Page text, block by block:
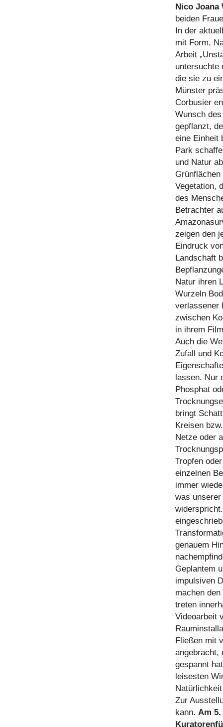
Nico Joana
beiden
In der
mit Form,
Arbeit
untersuchte
die sie zu
Münster
Corbusier
Wunsch
gepflanzt,
eine Einheit
Park
und Natur
Vegetation,
des
Betrachter
zeigen den
Eindruck
Landschaft
Natur ihren
Wurzeln
verlassener
zwischen
in ihrem
Auch die
Zufall und
lassen. Nur
Phosphat
bringt
Kreisen
Netze oder
Tropfen
einzelnen
immer
was
genauem
Geplantem
impulsiven
machen
treten
Videoarbeit
Fließen mit
angebracht,
gespannt
leisesten
Zur
kann. Am